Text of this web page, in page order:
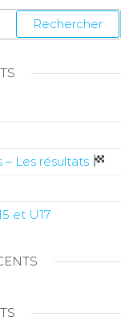
Les résultats
et U17